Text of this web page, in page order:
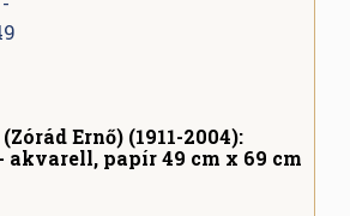
Ernő) (1911-2004):
akvarell, papír 49 cm x 69 cm